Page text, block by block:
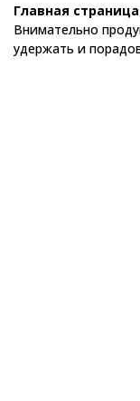
Главная страница
Внимательно
удержать и